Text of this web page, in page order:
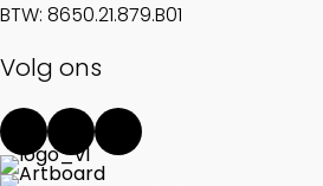
BTW: 8650.21.879.B01
Volg ons